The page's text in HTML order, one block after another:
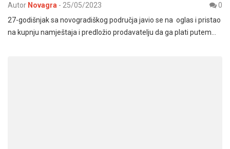
Autor Novagra - 25/05/2023
0
27-godišnjak sa novogradiškog područja javio se na oglas i pristao
na kupnju namještaja i predložio prodavatelju da ga plati putem…